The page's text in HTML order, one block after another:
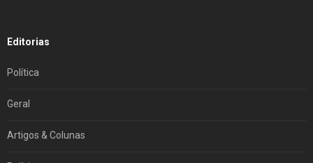
Editorias
Política
Geral
Artigos & Colunas